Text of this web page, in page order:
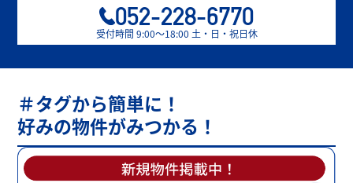
052-228-6770
受付時間 9:00〜18:00 土・日・祝日休
＃タグから簡単に！
好みの物件がみつかる！